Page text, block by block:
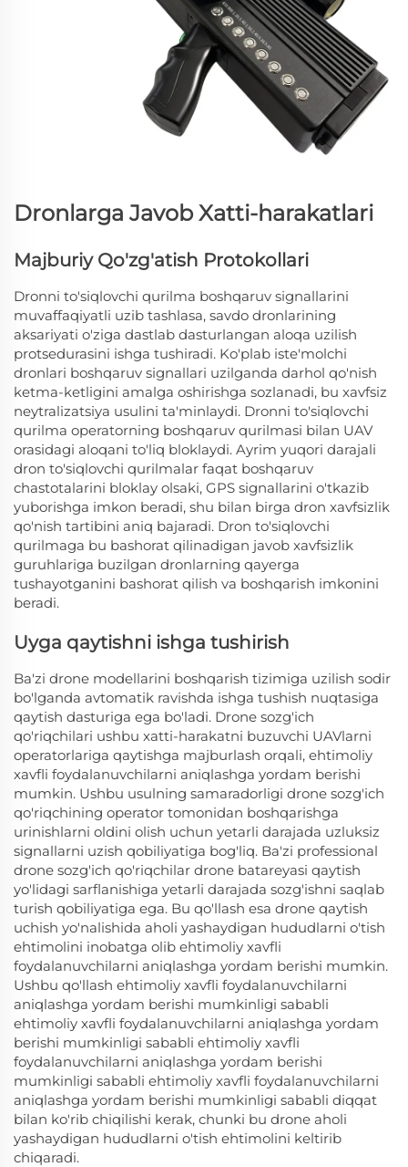
Dronlarga Javob Xatti-harakatlari
Majburiy Qo'zg'atish Protokollari
Dronni to'siqlovchi qurilma boshqaruv signallarini
muvaffaqiyatli uzib tashlasa, savdo dronlarining
aksariyati o'ziga dastlab dasturlangan aloqa uzilish
protsedurasini ishga tushiradi. Ko'plab iste'molchi
dronlari boshqaruv signallari uzilganda darhol qo'nish
ketma-ketligini amalga oshirishga sozlanadi, bu xavfsiz
neytralizatsiya usulini ta'minlaydi. Dronni to'siqlovchi
qurilma operatorning boshqaruv qurilmasi bilan UAV
orasidagi aloqani to'liq bloklaydi. Ayrim yuqori darajali
dron to'siqlovchi qurilmalar faqat boshqaruv
chastotalarini bloklay olsaki, GPS signallarini o'tkazib
yuborishga imkon beradi, shu bilan birga dron xavfsizlik
qo'nish tartibini aniq bajaradi. Dron to'siqlovchi
qurilmaga bu bashorat qilinadigan javob xavfsizlik
guruhlariga buzilgan dronlarning qayerga
tushayotganini bashorat qilish va boshqarish imkonini
beradi.
Uyga qaytishni ishga tushirish
Ba'zi drone modellarini boshqarish tizimiga uzilish sodir
bo'lganda avtomatik ravishda ishga tushish nuqtasiga
qaytish dasturiga ega bo'ladi. Drone sozg'ich
qo'riqchilari ushbu xatti-harakatni buzuvchi UAVlarni
operatorlariga qaytishga majburlash orqali, ehtimoliy
xavfli foydalanuvchilarni aniqlashga yordam berishi
mumkin. Ushbu usulning samaradorligi drone sozg'ich
qo'riqchining operator tomonidan boshqarishga
urinishlarni oldini olish uchun yetarli darajada uzluksiz
signallarni uzish qobiliyatiga bog'liq. Ba'zi professional
drone sozg'ich qo'riqchilar drone batareyasi qaytish
yo'lidagi sarflanishiga yetarli darajada sozg'ishni saqlab
turish qobiliyatiga ega. Bu qo'llash esa drone qaytish
uchish yo'nalishida aholi yashaydigan hududlarni o'tish
ehtimolini inobatga olib ehtimoliy xavfli
foydalanuvchilarni aniqlashga yordam berishi mumkin.
Ushbu qo'llash ehtimoliy xavfli foydalanuvchilarni
aniqlashga yordam berishi mumkinligi sababli
ehtimoliy xavfli foydalanuvchilarni aniqlashga yordam
berishi mumkinligi sababli ehtimoliy xavfli
foydalanuvchilarni aniqlashga yordam berishi
mumkinligi sababli ehtimoliy xavfli foydalanuvchilarni
aniqlashga yordam berishi mumkinligi sababli diqqat
bilan ko'rib chiqilishi kerak, chunki bu drone aholi
yashaydigan hududlarni o'tish ehtimolini keltirib
chiqaradi.